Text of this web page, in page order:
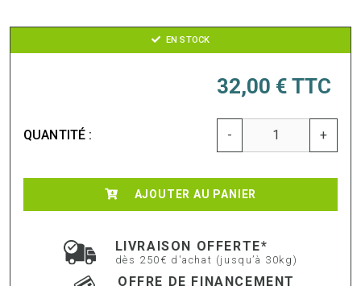
EN STOCK
32,00 € TTC
QUANTITÉ : - +
AJOUTER AU PANIER
LIVRAISON OFFERTE*
dès 250€ d'achat (jusqu’à 30kg)
OFFRE DE FINANCEMENT